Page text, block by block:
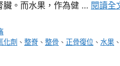
臟。而水果，作為健 … 閱讀全
化劑 、整脊 、整骨 、 正骨復位 、 水果